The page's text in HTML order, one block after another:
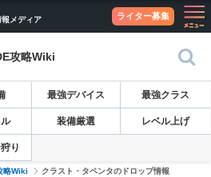
メディア
ライター募集
攻略Wiki
最強デバイス 最強クラス
装備厳選 レベル上げ
り
略Wiki クラスト・タペンタのドロップ情報